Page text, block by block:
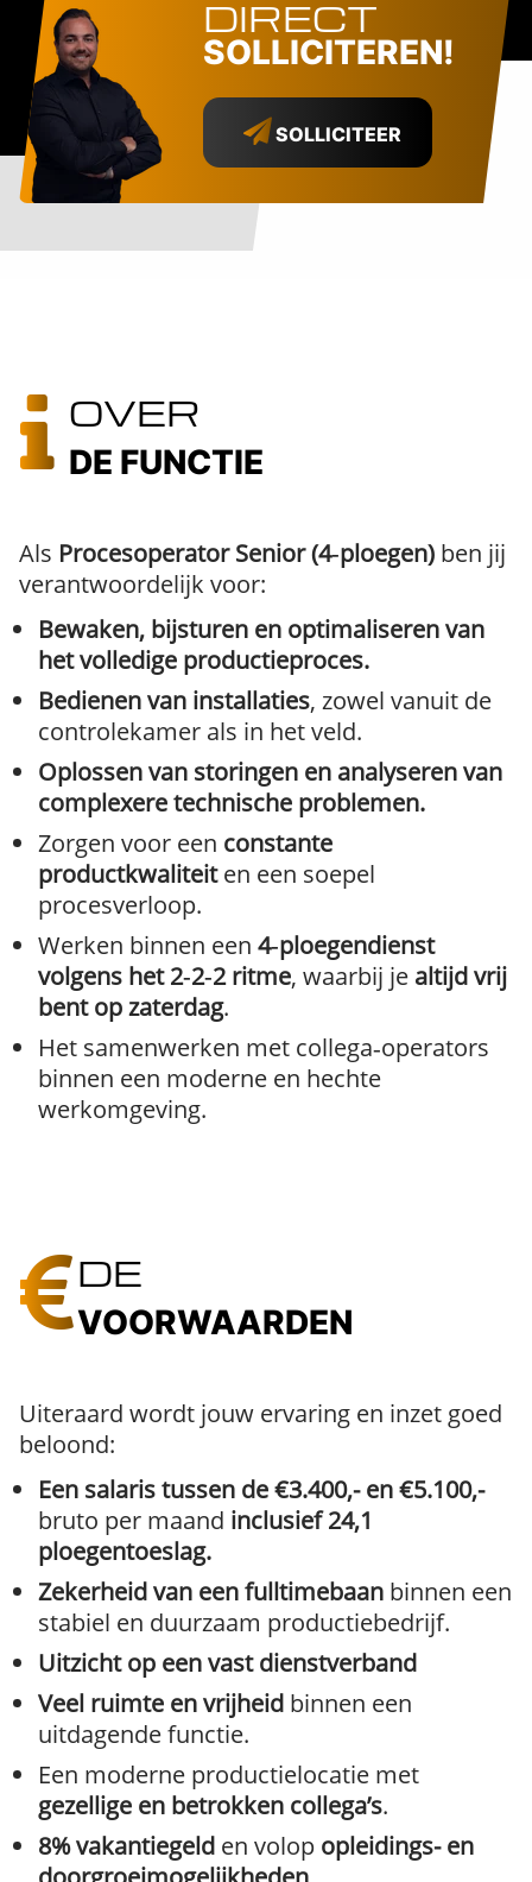
DIRECT
SOLLICITEREN!
SOLLICITEER
OVER
DE FUNCTIE
Als Procesoperator Senior (4‑ploegen) ben jij
verantwoordelijk voor:
Bewaken, bijsturen en optimaliseren van
het volledige productieproces.
Bedienen van installaties, zowel vanuit de
controlekamer als in het veld.
Oplossen van storingen en analyseren van
complexere technische problemen.
Zorgen voor een constante
productkwaliteiten een soepel
procesverloop.
Werken binnen een 4‑ploegendienst
volgens het 2‑2‑2 ritme, waarbij je altijd vrij
bent op zaterdag.
Het samenwerken met collega‑operators
binnen een moderne en hechte
werkomgeving.
DE
VOORWAARDEN
Uiteraard wordt jouw ervaring en inzet goed
beloond:
Een salaris tussen de €3.400,- en €5.100,-
bruto per maand inclusief 24,1
ploegentoeslag.
Zekerheid van een fulltimebaan binnen een
stabiel en duurzaam productiebedrijf.
Uitzicht op een vast dienstverband
Veel ruimte en vrijheid binnen een
uitdagende functie.
Een moderne productielocatie met
gezellige en betrokken collega’s.
8% vakantiegeld en volop opleidings- en